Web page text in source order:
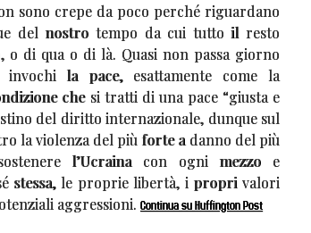
sono crepe da poco perché riguardano
del nostro tempo da cui tutto il resto
o di qua o di là. Quasi non passa giorno
la pace, esattamente come la
che si tratti di una pace “giusta e
del diritto internazionale, dunque sul
la violenza del più forte a danno del più
l’Ucraina con ogni mezzo e
stessa, le proprie libertà, i propri valori
aggressioni. Continua su Huffington Post